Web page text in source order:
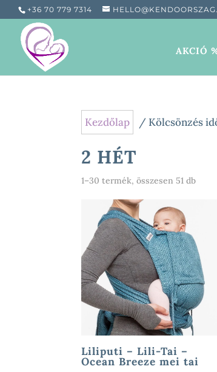
+36 70 779 7314
AKCIÓ
Kezdőlap / Kölcsönzés
2 HÉT
1–30 termék, összesen 51 dbSorted
Liliputi – Lili-Tai –
Ocean Breeze mei tai